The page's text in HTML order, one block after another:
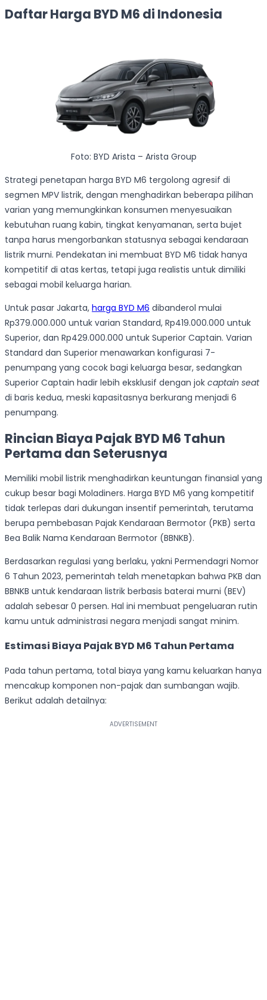
Daftar Harga BYD M6 di Indonesia
Foto: BYD Arista – Arista Group
Strategi penetapan harga BYD M6 tergolong agresif di
segmen MPV listrik, dengan menghadirkan beberapa pilihan
varian yang memungkinkan konsumen menyesuaikan
kebutuhan ruang kabin, tingkat kenyamanan, serta bujet
tanpa harus mengorbankan statusnya sebagai kendaraan
listrik murni. Pendekatan ini membuat BYD M6 tidak hanya
kompetitif di atas kertas, tetapi juga realistis untuk dimiliki
sebagai mobil keluarga harian.
Untuk pasar Jakarta, harga BYD M6 dibanderol mulai
Rp379.000.000 untuk varian Standard, Rp419.000.000 untuk
Superior, dan Rp429.000.000 untuk Superior Captain. Varian
Standard dan Superior menawarkan konfigurasi 7-
penumpang yang cocok bagi keluarga besar, sedangkan
Superior Captain hadir lebih eksklusif dengan jok captain seat
di baris kedua, meski kapasitasnya berkurang menjadi 6
penumpang.
Rincian Biaya Pajak BYD M6 Tahun
Pertama dan Seterusnya
Memiliki mobil listrik menghadirkan keuntungan finansial yang
cukup besar bagi Moladiners. Harga BYD M6 yang kompetitif
tidak terlepas dari dukungan insentif pemerintah, terutama
berupa pembebasan Pajak Kendaraan Bermotor (PKB) serta
Bea Balik Nama Kendaraan Bermotor (BBNKB).
Berdasarkan regulasi yang berlaku, yakni Permendagri Nomor
6 Tahun 2023, pemerintah telah menetapkan bahwa PKB dan
BBNKB untuk kendaraan listrik berbasis baterai murni (BEV)
adalah sebesar 0 persen. Hal ini membuat pengeluaran rutin
kamu untuk administrasi negara menjadi sangat minim.
Estimasi Biaya Pajak BYD M6 Tahun Pertama
Pada tahun pertama, total biaya yang kamu keluarkan hanya
mencakup komponen non-pajak dan sumbangan wajib.
Berikut adalah detailnya: